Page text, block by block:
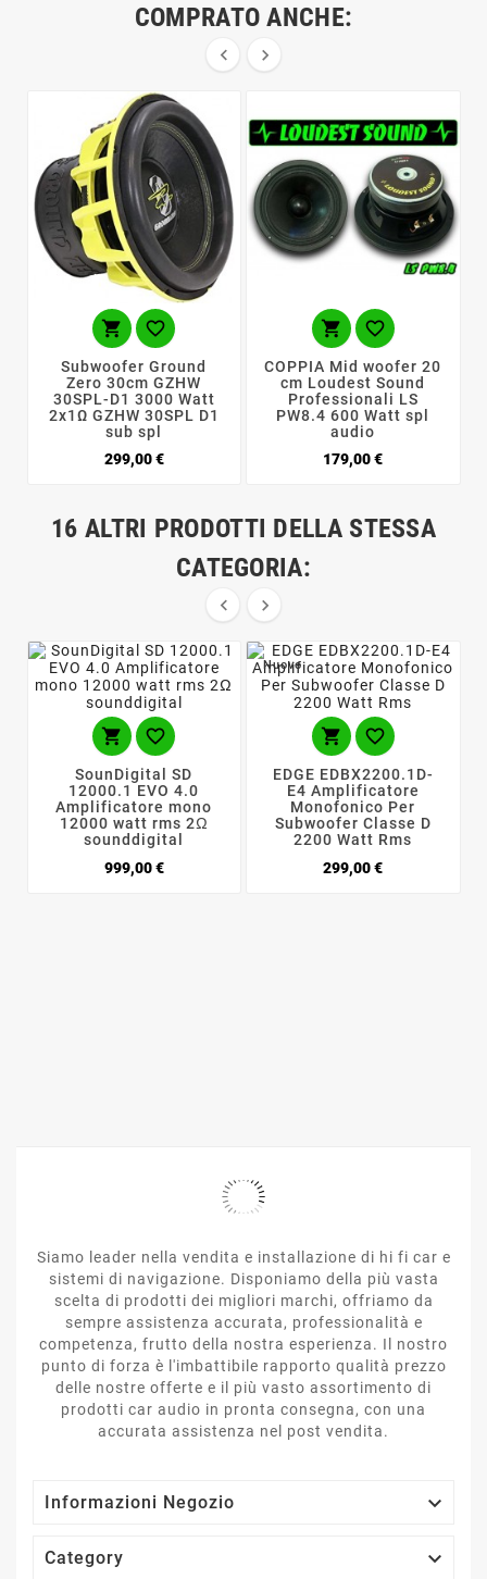
COMPRATO ANCHE:
 
 
Subwoofer Ground
Zero 30cm GZHW
30SPL-D1 3000 Watt
2x1Ω GZHW 30SPL D1
sub spl
299,00 €Prezzo
 
COPPIA Mid woofer 20
cm Loudest Sound
Professionali LS
PW8.4 600 Watt spl
audio
179,00 €Prezzo
16 ALTRI PRODOTTI DELLA STESSA
CATEGORIA:
 
 
SounDigital SD
12000.1 EVO 4.0
Amplificatore mono
12000 watt rms 2Ω
sounddigital
999,00 €Prezzo
Nuovo
 
EDGE EDBX2200.1D-
E4 Amplificatore
Monofonico Per
Subwoofer Classe D
2200 Watt Rms
299,00 €Prezzo
Siamo leader nella vendita e installazione di hi fi car e
sistemi di navigazione. Disponiamo della più vasta
scelta di prodotti dei migliori marchi, offriamo da
sempre assistenza accurata, professionalità e
competenza, frutto della nostra esperienza. Il nostro
punto di forza è l'imbattibile rapporto qualità prezzo
delle nostre offerte e il più vasto assortimento di
prodotti car audio in pronta consegna, con una
accurata assistenza nel post vendita.
Informazioni Negozio 
Category 